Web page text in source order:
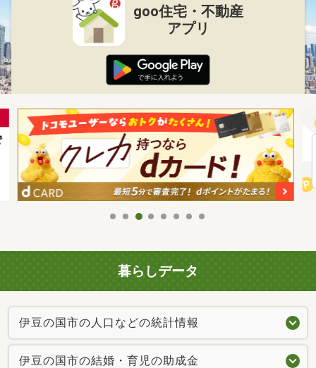
goo住宅・不動産
アプリ
暮らしデータ
伊豆の国市の人口などの統計情報
伊豆の国市の結婚・育児の助成金